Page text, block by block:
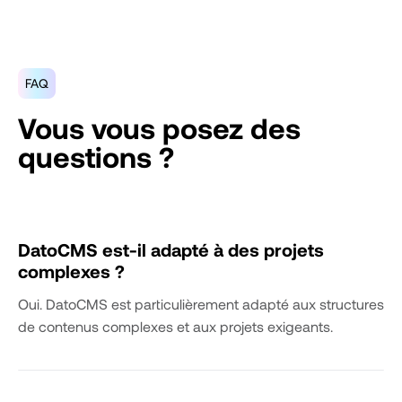
FAQ
Vous vous posez des
questions ?
DatoCMS est-il adapté à des projets
complexes ?
Oui. DatoCMS est particulièrement adapté aux structures
de contenus complexes et aux projets exigeants.